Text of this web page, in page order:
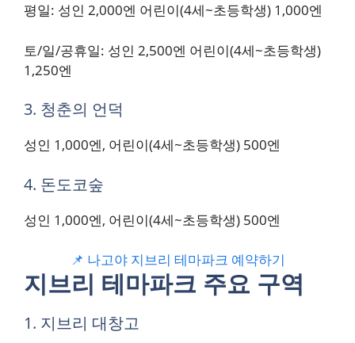
평일: 성인 2,000엔 어린이(4세~초등학생) 1,000엔
토/일/공휴일: 성인 2,500엔 어린이(4세~초등학생)
1,250엔
3. 청춘의 언덕
성인 1,000엔, 어린이(4세~초등학생) 500엔
4. 돈도코숲
성인 1,000엔, 어린이(4세~초등학생) 500엔
📌 나고야 지브리 테마파크 예약하기
지브리 테마파크 주요 구역
1. 지브리 대창고